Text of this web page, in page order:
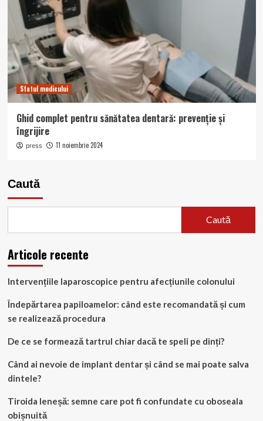
Sfatul medicului
Ghid complet pentru sănătatea dentară: prevenție și
îngrijire
press 11 noiembrie 2024
Caută
Caută
Articole recente
Intervențiile laparoscopice pentru afecțiunile colonului
Îndepărtarea papiloamelor: când este recomandată și cum
se realizează procedura
De ce se formează tartrul chiar dacă te speli pe dinți?
Când ai nevoie de implant dentar și când se mai poate salva
dintele?
Tiroida leneșă: semne care pot fi confundate cu oboseala
obișnuită